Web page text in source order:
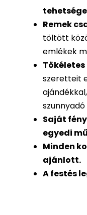
Remek
töltött
emlékek
szeretteit
Saját
egyedi
Minden
ajánlott.
A festés